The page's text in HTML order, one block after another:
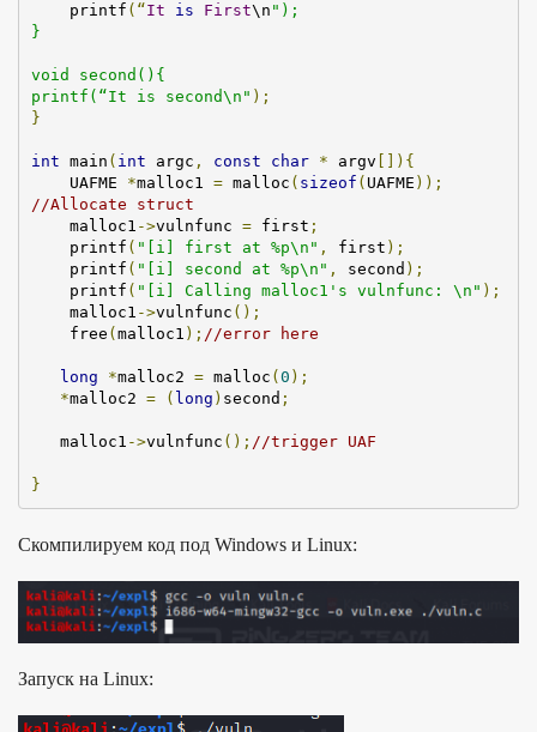
printf (“It is First\n ");
}
void second(){
printf(“It is second\n" );
}
int main ( int argc , const char * argv []) {
    UAFME
*malloc1 = malloc ( sizeof ( UAFME ));
//Allocate struct
    malloc1
->vulnfunc = first ;
printf ( "[i] first at %p\n" , first );
printf ( "[i] second at %p\n" , second );
printf ( "[i] Calling malloc1's vulnfunc: \n" );
    malloc1
->vulnfunc ();
free ( malloc1 ); //error here
long *malloc2 = malloc ( 0 );
*malloc2 = ( long ) second ;
   malloc1
->vulnfunc (); //trigger UAF
}
Скомпилируем код под Windows и Linux:
Запуск на Linux: